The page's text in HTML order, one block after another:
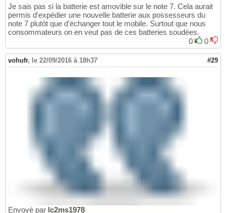
Je sais pas si la batterie est amovible sur le note 7. Cela aurait
permis d'expédier une nouvelle batterie aux possesseurs du
note 7 plutôt que d'échanger tout le mobile. Surtout que nous
consommateurs on en veut pas de ces batteries soudées.
0
0
vohufr, le 22/09/2016 à 18h37 #29
Envoyé par lc2ms1978